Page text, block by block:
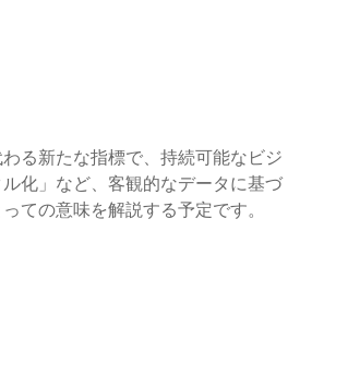
る新たな指標で、持続可能なビジ
化」など、客観的なデータに基づ
ての意味を解説する予定です。